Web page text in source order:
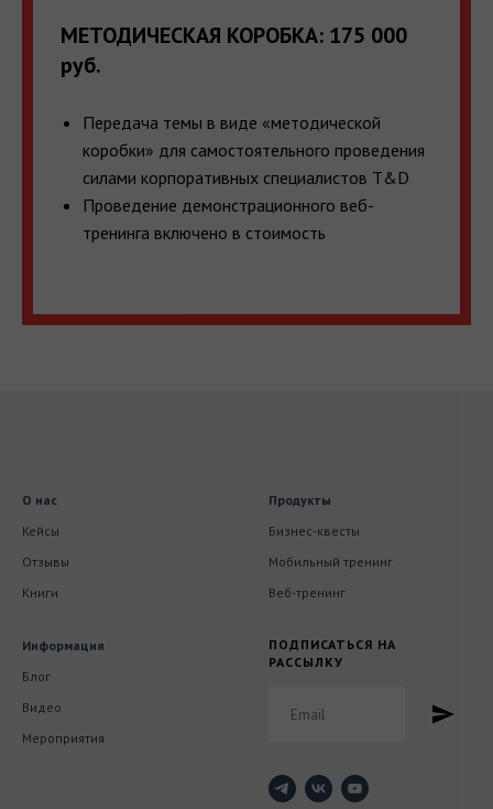
МЕТОДИЧЕСКАЯ КОРОБКА: 175 000
руб.
Передача темы в виде «методической
коробки» для самостоятельного проведения
силами корпоративных специалистов T&D
Проведение демонстрационного веб-
тренинга включено в стоимость
О нас
Кейсы
Отзывы
Книги
Продукты
Бизнес-квесты
Мобильный тренинг
Веб-тренинг
Информация
Блог
Видео
Мероприятия
ПОДПИСАТЬСЯ НА
РАССЫЛКУ